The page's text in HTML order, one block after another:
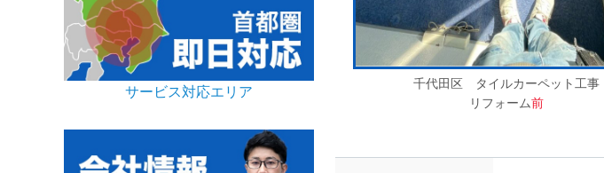
千代田区 タイルカーペット工事
リフォーム前
サービス対応エリア